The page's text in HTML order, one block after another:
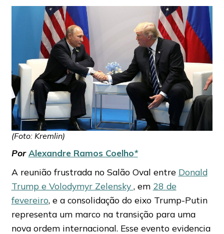
(Foto: Kremlin)
PorAlexandre Ramos Coelho*
A reunião frustrada no Salão Oval entre Donald
Trump e Volodymyr Zelensky , em 28 de
fevereiro, e a consolidação do eixo Trump-Putin
representa um marco na transição para uma
nova ordem internacional. Esse evento evidencia